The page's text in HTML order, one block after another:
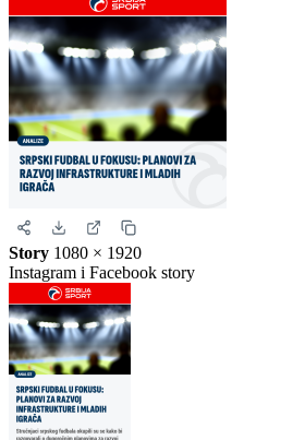
Story1080 × 1920
Instagram i Facebook story